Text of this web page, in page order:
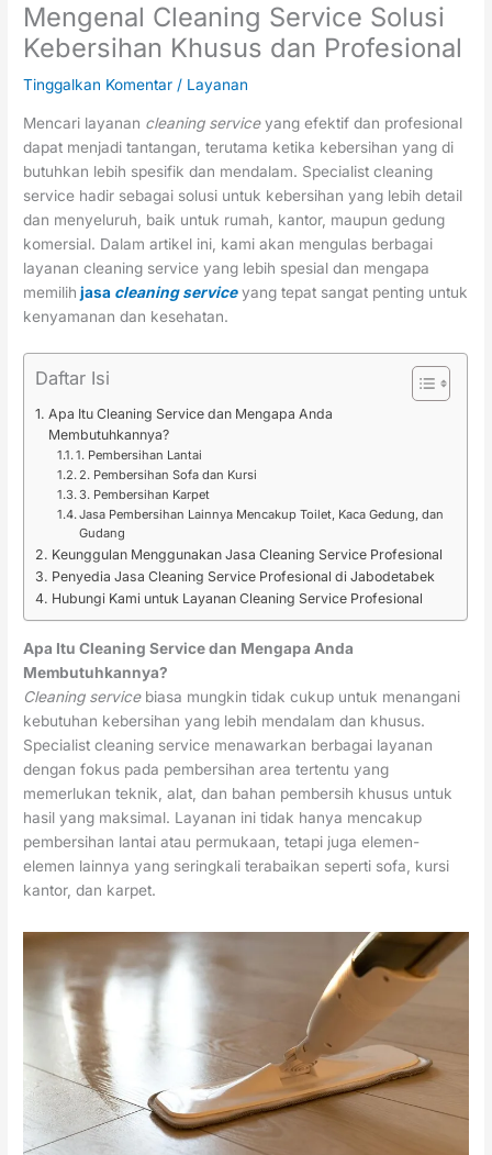
Mengenal Cleaning Service Solusi
Kebersihan Khusus dan Profesional
Tinggalkan Komentar / Layanan
Mencari layanan cleaning serviceyang efektif dan profesional
dapat menjadi tantangan, terutama ketika kebersihan yang di
butuhkan lebih spesifik dan mendalam. Specialist cleaning
service hadir sebagai solusi untuk kebersihan yang lebih detail
dan menyeluruh, baik untuk rumah, kantor, maupun gedung
komersial. Dalam artikel ini, kami akan mengulas berbagai
layanan cleaning service yang lebih spesial dan mengapa
memilih jasa cleaning serviceyang tepat sangat penting untuk
kenyamanan dan kesehatan.
Daftar Isi
Apa Itu Cleaning Service dan Mengapa Anda
Membutuhkannya?
1. Pembersihan Lantai
2. Pembersihan Sofa dan Kursi
3. Pembersihan Karpet
Jasa Pembersihan Lainnya Mencakup Toilet, Kaca Gedung, dan
Gudang
Keunggulan Menggunakan Jasa Cleaning Service Profesional
Penyedia Jasa Cleaning Service Profesional di Jabodetabek
Hubungi Kami untuk Layanan Cleaning Service Profesional
Apa Itu Cleaning Service dan Mengapa Anda
Membutuhkannya?
Cleaning servicebiasa mungkin tidak cukup untuk menangani
kebutuhan kebersihan yang lebih mendalam dan khusus.
Specialist cleaning service menawarkan berbagai layanan
dengan fokus pada pembersihan area tertentu yang
memerlukan teknik, alat, dan bahan pembersih khusus untuk
hasil yang maksimal. Layanan ini tidak hanya mencakup
pembersihan lantai atau permukaan, tetapi juga elemen-
elemen lainnya yang seringkali terabaikan seperti sofa, kursi
kantor, dan karpet.